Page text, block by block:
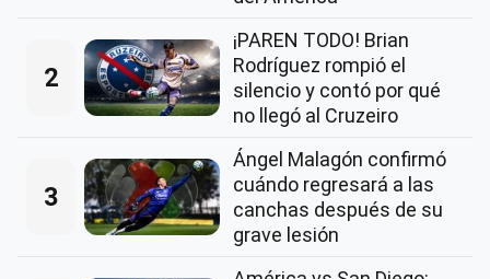
2
¡PAREN TODO! Brian
Rodríguez rompió el
silencio y contó por qué
no llegó al Cruzeiro
3
Ángel Malagón confirmó
cuándo regresará a las
canchas después de su
grave lesión